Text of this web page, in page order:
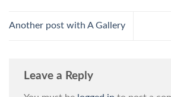
Another post with A Gallery
Leave a Reply